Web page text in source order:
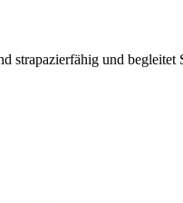
strapazierfähig und begleitet